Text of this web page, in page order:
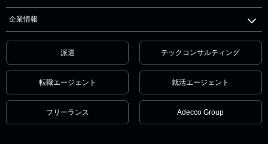
企業情報
派遣 テックコンサルティング
転職エージェント 就活エージェント
フリーランス Adecco Group